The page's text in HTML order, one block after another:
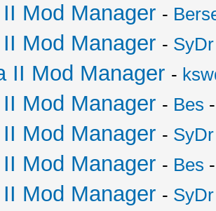
Mod Manager -
Mod Manager - SyDr
II Mod Manager -
Mod Manager - Bes
Mod Manager - SyDr
Mod Manager - Bes
Mod Manager - SyDr